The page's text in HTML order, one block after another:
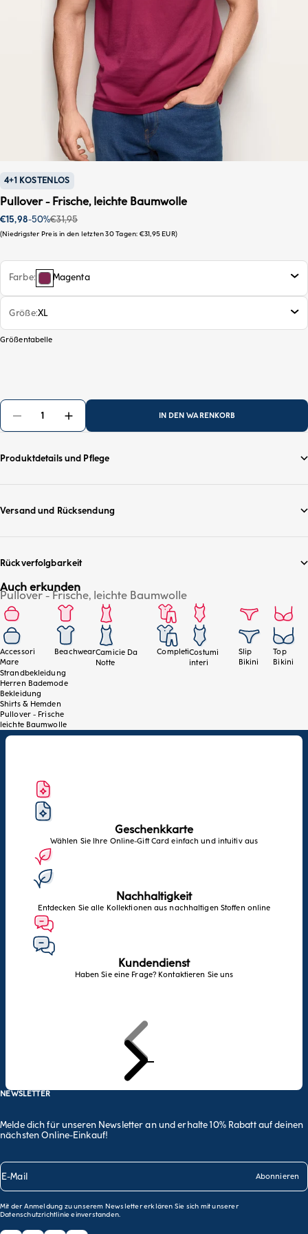
4+1 KOSTENLOS
Pullover - Frische, leichte Baumwolle
Sonderpreis
€15,98-50%Regulärer Preis
€31,95
Niedrigster Preis in den letzten 30 Tagen: €31,95 EUR
Farbe Magenta
Größe XL
Größentabelle
IN DEN WARENKORB
Produktdetails und Pflege
Versand und Rücksendung
Rückverfolgbarkeit
Pullover - Frische, leichte Baumwolle
Auch erkunden
Accessori
Mare
BeachwearCamicie Da
Notte
CompletiCostumi
interi
Slip
Bikini
Top
Bikini
Strandbekleidung
Herren Bademode
Bekleidung
Shirts & Hemden
Pullover - Frische
leichte Baumwolle
Geschenkkarte
Wählen Sie Ihre Online-Gift Card einfach und intuitiv aus
Nachhaltigkeit
Entdecken Sie alle Kollektionen aus nachhaltigen Stoffen online
Kundendienst
Haben Sie eine Frage? Kontaktieren Sie uns
NEWSLETTER
Melde dich für unseren Newsletter an und erhalte 10% Rabatt auf deinen
nächsten Online-Einkauf!
E-Mail Abonnieren
Mit der Anmeldung zu unserem Newsletter erklären Sie sich mit unserer
Datenschutzrichtlinieeinverstanden.